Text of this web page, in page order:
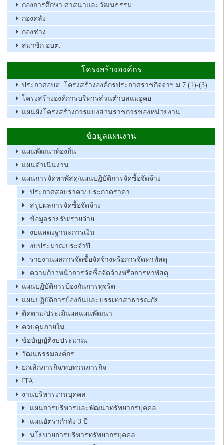
กองการศึกษา ศาสนาและวัฒนธรรม
กองคลัง
กองช่าง
สมาชิก อบต.
โครงสร้างองค์กร
ประกาศอบต. โครงสร้างองค์กรประกาศราชกิจจาฯ ม.7 (1)-(3)
โครงสร้างองค์การบริหารส่วนตำบลแม่อูคอ
แผนผังโครงสร้างการแบ่งส่วนราชการของหน่วยงาน
ข้อมูลแผนงาน
แผนพัฒนาท้องถิ่น
แผนดำเนินงาน
แผนการจัดหาพัสดุ/แผนปฏิบัติการจัดซื้อจัดจ้าง
ประกาศสอบราคา/ ประกวดราคา
สรุปผลการจัดซื้อจัดจ้าง
ข้อมูลรายรับ/รายจ่าย
งบแสดงฐานะการเงิน
งบประมาณประจำปี
รายงานผลการจัดซื้อจัดจ้างหรือการจัดหาพัสดุ
ความก้าวหน้าการจัดซื้อจัดจ้างหรือการหาพัสดุ
แผนปฏิบัติการป้องกันการทุจริต
แผนปฏิบัติการป้องกันและบรรเทาสาธารณภัย
ติดตาม/ประเมินผลแผนพัฒนา
ควบคุมภายใน
ข้อบัญญัติงบประมาณ
วัฒนธรรมองค์กร
ยกเลิกภารกิจ/ทบทวนภารกิจ
ITA
งานบริหารงานบุคคล
แผนการบริหารและพัฒนาทรัพยากรบุคคล
แผนอัตรากำลัง 3 ปี
นโยบายการบริหารทรัพยากรบุคคล